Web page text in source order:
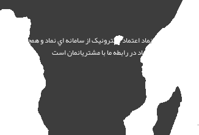
اينفوجاب داراي نماد اعتماد الکترونيک از سامانه اي نماد و همچنين همکاري